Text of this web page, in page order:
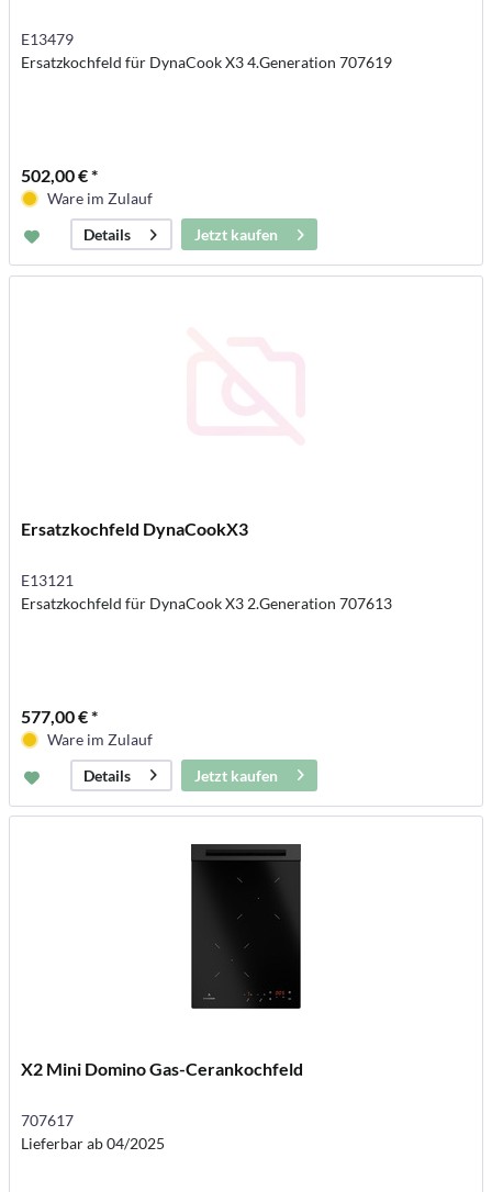
E13479
Ersatzkochfeld für DynaCook X3 4.Generation 707619
502,00 € *
Ware im Zulauf
Details
Jetzt kaufen
Ersatzkochfeld DynaCookX3
E13121
Ersatzkochfeld für DynaCook X3 2.Generation 707613
577,00 € *
Ware im Zulauf
Details
Jetzt kaufen
X2 Mini Domino Gas-Cerankochfeld
707617
Lieferbar ab 04/2025